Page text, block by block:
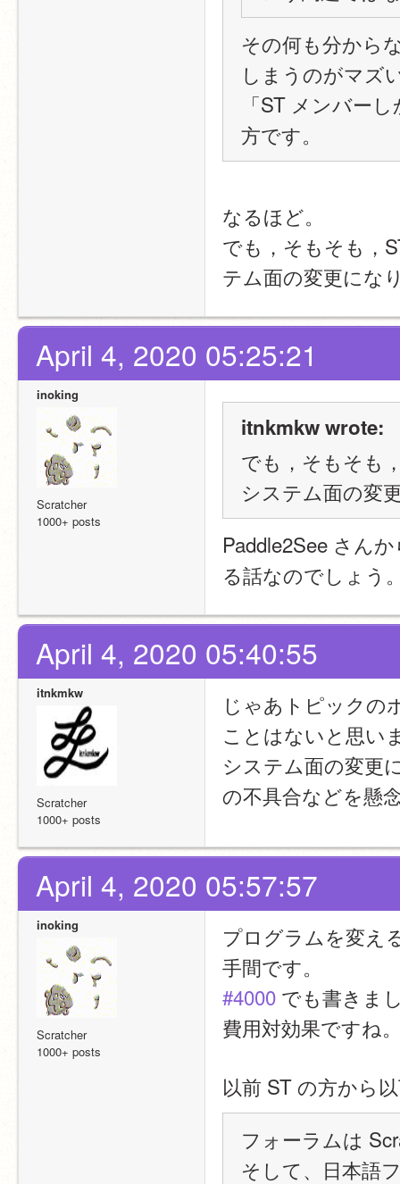
その何も分から
しまうのがマズ
「ST メンバー
方です。
なるほど。
でも，そもそも，
テム面の変更にな
April 4, 2020 05:25:21
inoking
Scratcher
1000+ posts
itnkmkw wrote:
でも，そもそも
システム面の変
Paddle2See さん
る話なのでしょう
April 4, 2020 05:40:55
itnkmkw
Scratcher
1000+ posts
じゃあトピックの
ことはないと思い
システム面の変更
の不具合などを懸
April 4, 2020 05:57:57
inoking
Scratcher
1000+ posts
プログラムを変え
手間です。
#4000 でも書きま
費用対効果ですね
以前 ST の方から
フォーラムは
そして、日本語